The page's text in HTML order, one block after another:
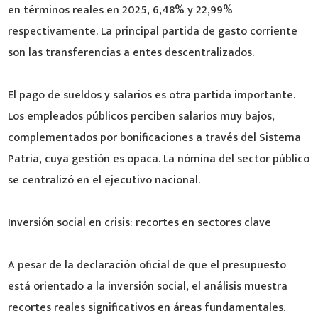
en términos reales en 2025, 6,48% y 22,99%
respectivamente. La principal partida de gasto corriente
son las transferencias a entes descentralizados.
El pago de sueldos y salarios es otra partida importante.
Los empleados públicos perciben salarios muy bajos,
complementados por bonificaciones a través del Sistema
Patria, cuya gestión es opaca. La nómina del sector público
se centralizó en el ejecutivo nacional.
Inversión social en crisis: recortes en sectores clave
A pesar de la declaración oficial de que el presupuesto
está orientado a la inversión social, el análisis muestra
recortes reales significativos en áreas fundamentales.